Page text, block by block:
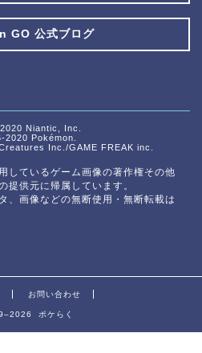
GO 公式ブログ
Niantic, Inc.
2020 Pokémon.
Inc./GAME FREAK inc.
しているゲーム画像の著作権その他
提供元に帰属しています。
、画像などの無断使用・無断転載は
お問い合わせ
ポケらく